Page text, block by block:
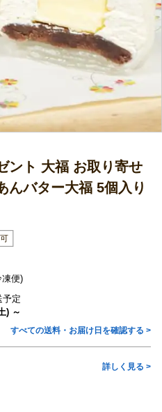
ント 大福 お取り寄せ
んバター大福 5個入り
凍便)
予定
) ～
すべての送料・お届け日を確認する >
詳しく見る >